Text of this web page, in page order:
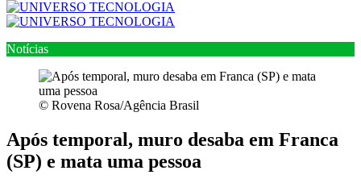
Notícias
© Rovena Rosa/Agência Brasil
Após temporal, muro desaba em Franca
(SP) e mata uma pessoa